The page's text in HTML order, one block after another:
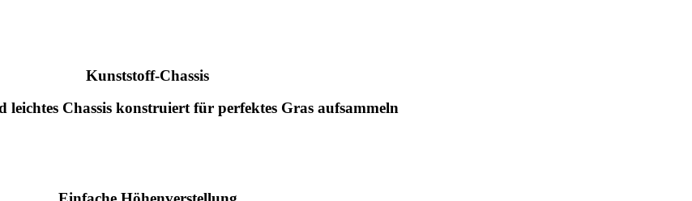
Kunststoff-Chassis
leichtes Chassis konstruiert für perfektes Gras aufsammeln